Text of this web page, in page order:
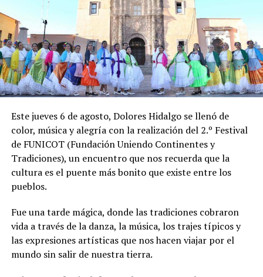
Este jueves 6 de agosto, Dolores Hidalgo se llenó de
color, música y alegría con la realización del 2.º Festival
de FUNICOT (Fundación Uniendo Continentes y
Tradiciones), un encuentro que nos recuerda que la
cultura es el puente más bonito que existe entre los
pueblos.
Fue una tarde mágica, donde las tradiciones cobraron
vida a través de la danza, la música, los trajes típicos y
las expresiones artísticas que nos hacen viajar por el
mundo sin salir de nuestra tierra.